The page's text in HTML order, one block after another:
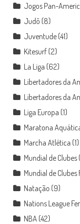
Jogos Pan-
Judô (8)
Juventude(41)
Kitesurf(2)
La Liga (62)
Libertadores da
Libertadores da
Liga Europa (1)
Maratona
Marcha Atlética (1)
Mundial de Clubes
Mundial de Clubes
Natação (9)
Nations League
NBA (42)